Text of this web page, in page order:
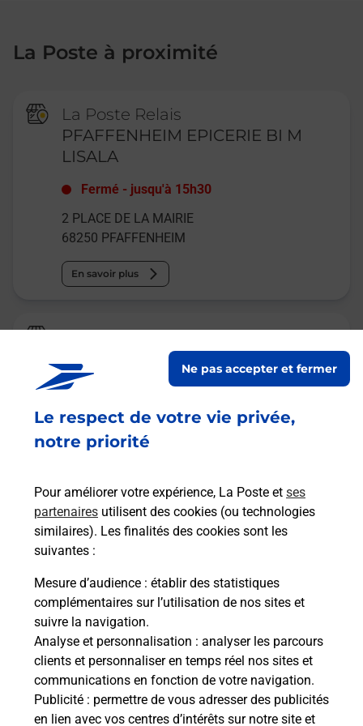
Le respect de votre vie privée,
notre priorité
Pour améliorer votre expérience, La Poste et ses
partenaires utilisent des cookies (ou technologies
similaires). Les finalités des cookies sont les
suivantes :
Mesure d’audience : établir des statistiques
complémentaires sur l’utilisation de nos sites et
suivre la navigation.
Analyse et personnalisation : analyser les parcours
clients et personnaliser en temps réel nos sites et
communications en fonction de votre navigation.
Publicité : permettre de vous adresser des publicités
en lien avec vos centres d’intérêts sur notre site et
Ne pas accepter et fermer
La Poste à proximité
La Poste Relais
PFAFFENHEIM EPICERIE BI M
LISALA
Fermé - jusqu'à 15h30
2 PLACE DE LA MAIRIE
68250 PFAFFENHEIM
En savoir plus
Relais Pickup
TABAC LE MARECHAL BY J ET M
jusqu'à 19h00
4 RUE DU MARECHAL JOFFRE
68250 ROUFFACH
Malin !
La Poste
en ligne
Ouvert 24h/24
En savoir plus